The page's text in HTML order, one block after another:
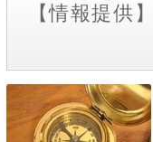
【情報提供